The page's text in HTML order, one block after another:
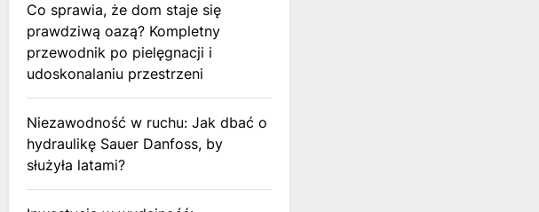
Co sprawia, że dom staje się
prawdziwą oazą? Kompletny
przewodnik po pielęgnacji i
udoskonalaniu przestrzeni
Niezawodność w ruchu: Jak dbać o
hydraulikę Sauer Danfoss, by
służyła latami?